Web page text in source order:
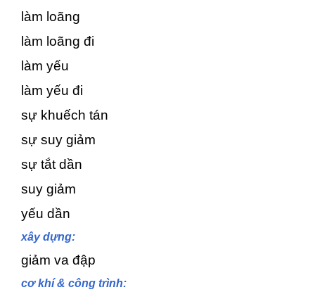
làm loãng
làm loãng đi
làm yếu
làm yếu đi
sự khuếch tán
sự suy giảm
sự tắt dần
suy giảm
yếu dần
xây dựng:
giảm va đập
cơ khí & công trình: